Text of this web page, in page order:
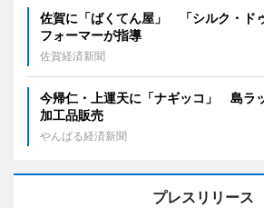
佐賀に「ばくてん屋」 「シルク・ド
フォーマーが指導
佐賀経済新聞
今帰仁・上運天に「ナギッコ」 島ラ
加工品販売
やんばる経済新聞
プレスリリース